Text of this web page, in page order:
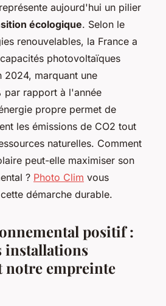
aujourd'hui un pilier
écologique. Selon le
renouvelables, la France a
photovoltaïques
2024, marquant une
par rapport à l'année
propre permet de
les émissions de CO2 tout
naturelles. Comment
peut-elle maximiser son
? Photo Clim vous
démarche durable.
positif :
installations
empreinte